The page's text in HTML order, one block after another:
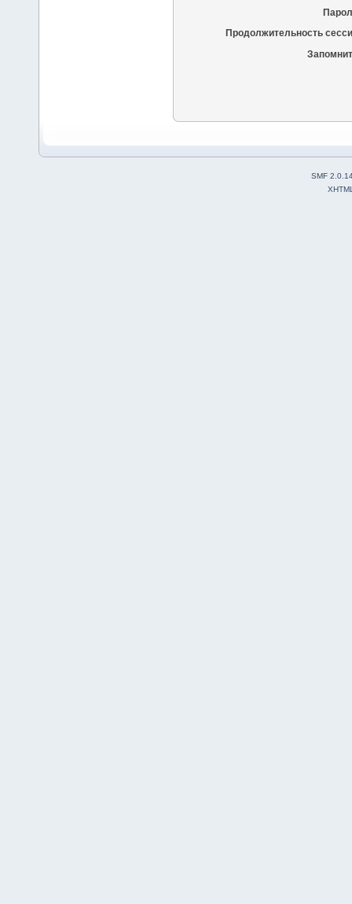
Продолжительность
SMF